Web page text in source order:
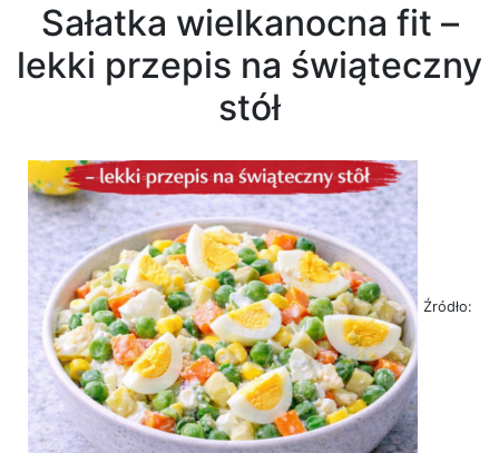
Sałatka wielkanocna fit –
lekki przepis na świąteczny
stół
Źródło: